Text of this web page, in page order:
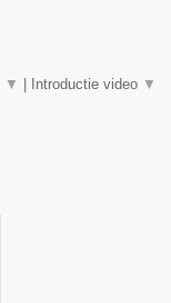
▼ | Introductie video ▼